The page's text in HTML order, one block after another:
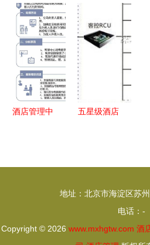
管理为抓
手，从百姓
所需出发跑
出经济增长
加速度
理中现场作
业人员技能
强化培训策
酒店管理中
五星级酒店
酒店管理
地址：北京市海淀区苏
电话：-
Copyright © 2026 www.mxhgtw.com 酒